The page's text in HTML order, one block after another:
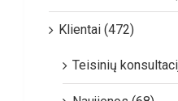
Klientai (472)
Teisinių